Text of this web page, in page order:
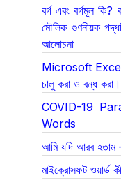
বর্গ এবং বর্গমূল কি?
মৌলিক গুণনীয়ক
আলোচনা
Microsoft Excel
চালু করা ও বন্ধ
COVID-19
Words
আমি যদি আরব হতাম
মাইক্রোসফট ওয়ার্ড